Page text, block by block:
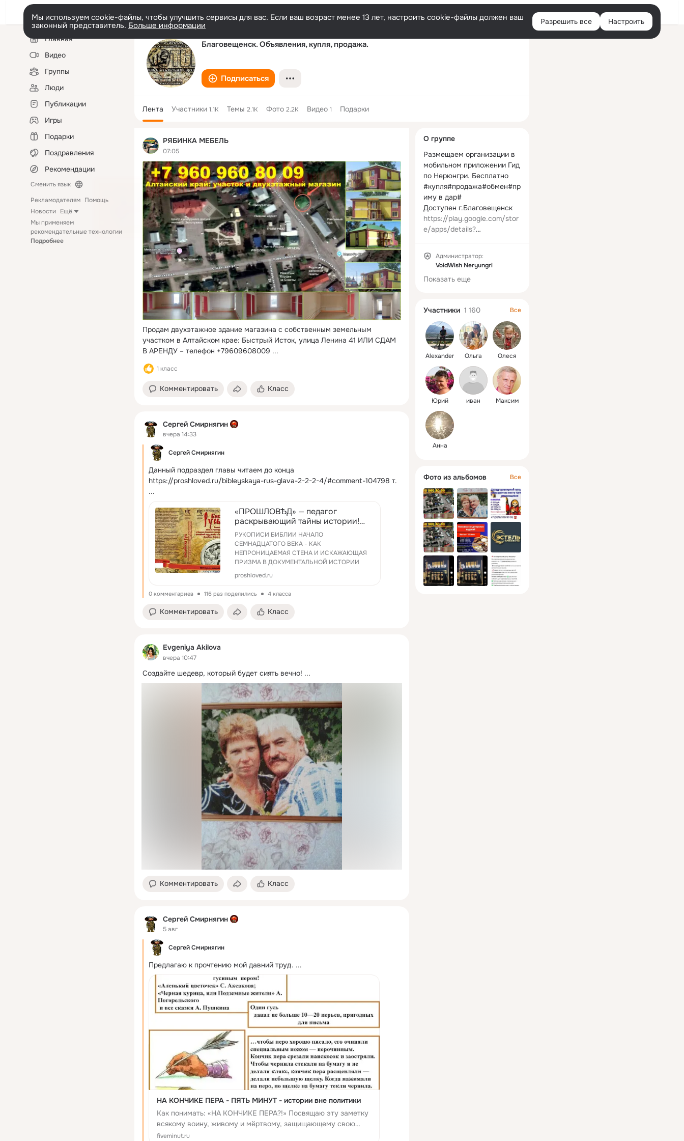
Войти
Мы используем cookie-файлы, чтобы улучшить сервисы для вас. Если ваш возраст менее 13 лет, настроить cookie-файлы должен ваш
законный представитель. Больше информации Разрешить все Настроить
Левая
колонкаГлавная
Видео
Группы
Люди
Публикации
Игры
Подарки
Поздравления
Рекомендации
Сменить язык
Рекламодателям Помощь
Новости Ещё
Мы применяем
рекомендательные технологии
Подробнее
Благовещенск. Объявления, купля, продажа.
Подписаться
Лента Участники 1.1K Темы 2.1K Фото 2.2K Видео 1 Подарки
РЯБИНКА МЕБЕЛЬ
07:05
Продам двухэтажное здание магазина с собственным земельным
участком в Алтайском крае: Быстрый Исток, улица Ленина 41 ИЛИ СДАМ
В АРЕНДУ – телефон +79609608009 ...
1 класс
Комментировать Класс
Сергей Смирнягин
вчера 14:33
Сергей Смирнягин
Данный подраздел главы читаем до конца
https://proshloved.ru/bibleyskaya-rus-glava-2-2-2-4/#comment-104798 т.
...
«ПРОШЛОВѢД» — педагог
раскрывающий тайны истории!
БИБЛЕЙСКАЯ РУСЬ. Глава 2,
§2/2.4 БИБЛЕЙСКАЯ РУСЬ —
РУКОПИСИ БИБЛИИ НАЧАЛО
СЕМНАДЦАТОГО ВЕКА - КАК
НЕПРОНИЦАЕМАЯ СТЕНА И ИСКАЖАЮЩАЯ
ПРИЗМА В ДОКУМЕНТАЛЬНОЙ ИСТОРИИ
proshloved.ru
0 комментариев 116 раз поделились 4 класса
Комментировать Класс
Evgeniya Akilova
вчера 10:47
Создайте шедевр, который будет сиять вечно! ...
Комментировать Класс
Сергей Смирнягин
5 авг
Сергей Смирнягин
Предлагаю к прочтению мой давний труд. ...
НА КОНЧИКЕ ПЕРА - ПЯТЬ МИНУТ - истории вне политики
Как понимать: «НА КОНЧИКЕ ПЕРА?!» Посвящаю эту заметку
всякому воину, живому и мёртвому, защищающему свою
Родину — Русь.
fiveminut.ru
колонка
О группе
Размещаем организации в
мобильном приложении Гид
по Нерюнгри. Бесплатно
#купля#продажа#обмен#пр
иму в дар#
https://play.google.com/stor
e/apps/details?
Администратор:
VoidWish Neryungri
Показать еще
Участники 1 160 Все
Alexander Ольга Олеся
Юрий иван Максим
Анна
Фото из альбомов Все